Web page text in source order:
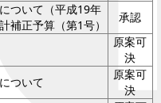
ついて（平成19年
補正予算（第1号）
承認
原案可
決
ついて
原案可
決